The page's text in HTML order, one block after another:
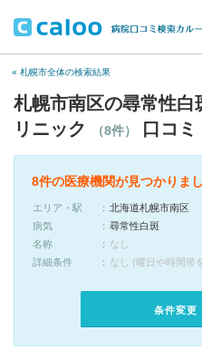
« 札幌市全体の検索結果
札幌市南区の尋常性白
リニック
（8件） 口コミ
8件の医療機関が見つかりま
エリア・駅
北海道札幌市南区
病気
尋常性白斑
名称
なし
詳細条件
なし (曜日や時間帯
条件変更